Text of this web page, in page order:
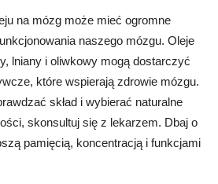
na mózg może mieć ogromne
naszego mózgu. Oleje
lniany i oliwkowy mogą dostarczyć
które wspierają zdrowie mózgu.
skład i wybierać naturalne
skonsultuj się z lekarzem. Dbaj o
pamięcią, koncentracją i funkcjami